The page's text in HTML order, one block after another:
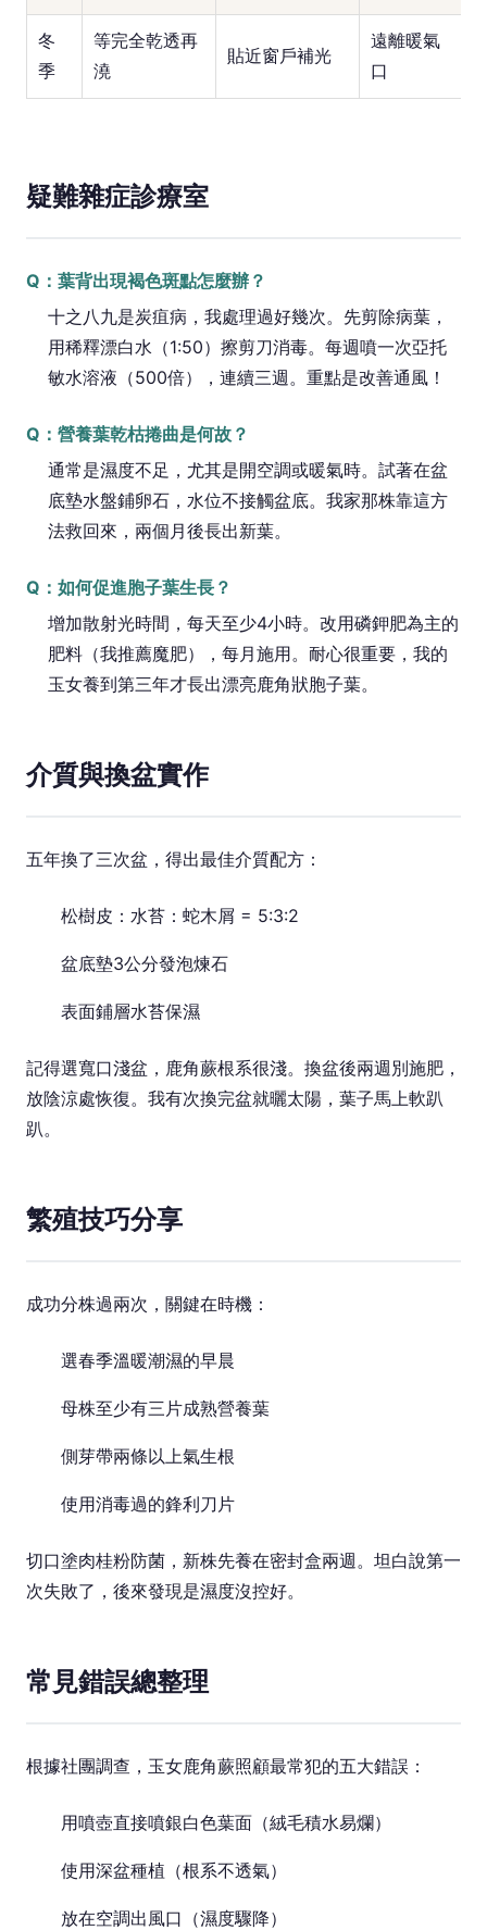
冬
季
等完全乾透再
澆
貼近窗戶補光
遠離暖氣
口
疑難雜症診療室
Q：葉背出現褐色斑點怎麼辦？
十之八九是炭疽病，我處理過好幾次。先剪除病葉，
用稀釋漂白水（1:50）擦剪刀消毒。每週噴一次亞托
敏水溶液（500倍），連續三週。重點是改善通風！
Q：營養葉乾枯捲曲是何故？
通常是濕度不足，尤其是開空調或暖氣時。試著在盆
底墊水盤鋪卵石，水位不接觸盆底。我家那株靠這方
法救回來，兩個月後長出新葉。
Q：如何促進胞子葉生長？
增加散射光時間，每天至少4小時。改用磷鉀肥為主的
肥料（我推薦魔肥），每月施用。耐心很重要，我的
玉女養到第三年才長出漂亮鹿角狀胞子葉。
介質與換盆實作
五年換了三次盆，得出最佳介質配方：
松樹皮：水苔：蛇木屑 = 5:3:2
盆底墊3公分發泡煉石
表面鋪層水苔保濕
記得選寬口淺盆，鹿角蕨根系很淺。換盆後兩週別施肥，
放陰涼處恢復。我有次換完盆就曬太陽，葉子馬上軟趴
趴。
繁殖技巧分享
成功分株過兩次，關鍵在時機：
選春季溫暖潮濕的早晨
母株至少有三片成熟營養葉
側芽帶兩條以上氣生根
使用消毒過的鋒利刀片
切口塗肉桂粉防菌，新株先養在密封盒兩週。坦白說第一
次失敗了，後來發現是濕度沒控好。
常見錯誤總整理
根據社團調查，玉女鹿角蕨照顧最常犯的五大錯誤：
用噴壺直接噴銀白色葉面（絨毛積水易爛）
使用深盆種植（根系不透氣）
放在空調出風口（濕度驟降）